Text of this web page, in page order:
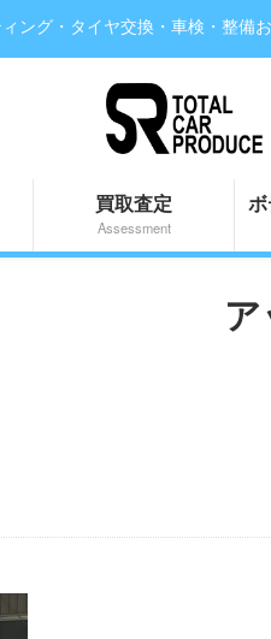
ング・タイヤ交換・車検・整備
買取査定
Assessment